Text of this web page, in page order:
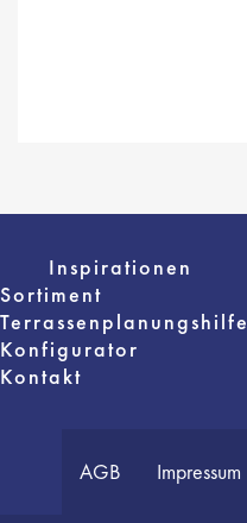
Inspirationen
Sortiment
Terrassenplanungshilfe
Konfigurator
Kontakt
AGB Impressum